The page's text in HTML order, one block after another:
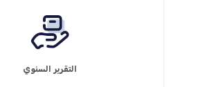
التقرير السنوي